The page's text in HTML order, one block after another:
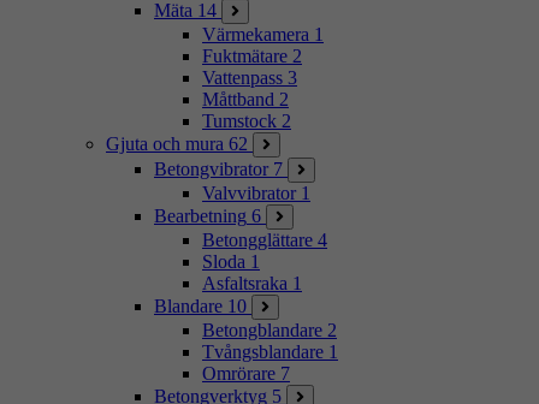
Mäta 14
Värmekamera 1
Fuktmätare 2
Vattenpass 3
Måttband 2
Tumstock 2
Gjuta och mura 62
Betongvibrator 7
Valvvibrator 1
Bearbetning 6
Betongglättare 4
Sloda 1
Asfaltsraka 1
Blandare 10
Betongblandare 2
Tvångsblandare 1
Omrörare 7
Betongverktyg 5